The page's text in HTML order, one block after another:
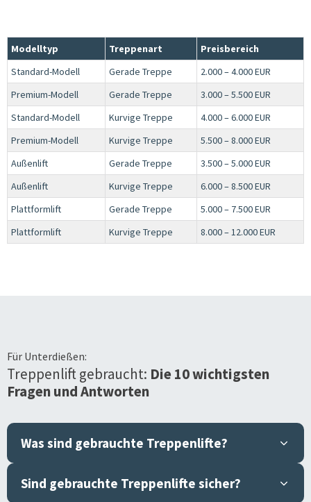
Modelltyp Treppenart
Preisbereich
Standard-Modell
Gerade Treppe
2.000 – 4.000 EUR
Premium-Modell
Gerade Treppe
3.000 – 5.500 EUR
Standard-Modell
Kurvige Treppe
4.000 – 6.000 EUR
Premium-Modell
Kurvige Treppe
5.500 – 8.000 EUR
Außenlift
Gerade Treppe
3.500 – 5.000 EUR
Außenlift
Kurvige Treppe
6.000 – 8.500 EUR
Plattformlift
Gerade Treppe
5.000 – 7.500 EUR
Plattformlift
Kurvige Treppe 8.000 – 12.000 EUR
Für Unterdießen:
Treppenlift gebraucht: Die 10 wichtigsten
Fragen und Antworten
Was sind gebrauchte Treppenlifte?
Sind gebrauchte Treppenlifte sicher?